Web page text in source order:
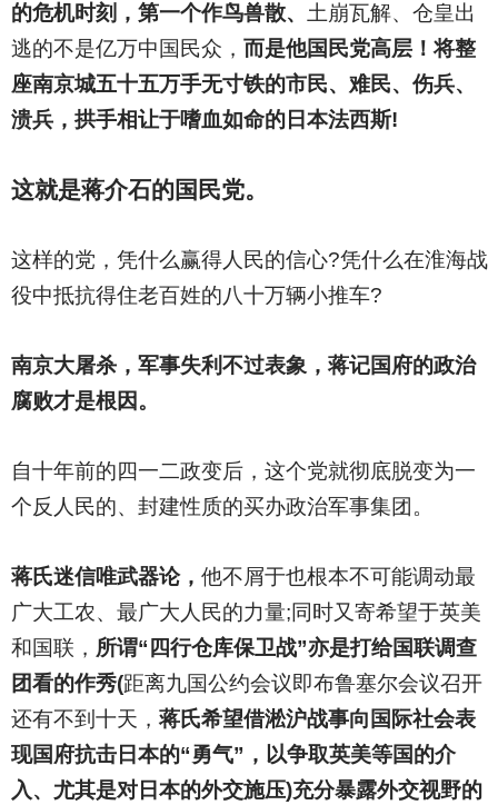
的危机时刻，第一个作鸟兽散、
土崩瓦解、仓皇出
逃的不是亿万中国民众， 而是他国民党高层！将整
座南京城五十五万手无寸铁的市民、难民、伤兵、
溃兵，拱手相让于嗜血如命的日本法西斯!
这就是蒋介石的国民党。
这样的党，凭什么赢得人民的信心?凭什么在淮海战
役中抵抗得住老百姓的八十万辆小推车?
南京大屠杀，军事失利不过表象，蒋记国府的政治
腐败才是根因。
自十年前的四一二政变后，这个党就彻底脱变为一
个反人民的、封建性质的买办政治军事集团。
蒋氏迷信唯武器论， 他不屑于也根本不可能调动最
广大工农、最广大人民的力量;同时又寄希望于英美
和国联， 所谓“四行仓库保卫战”亦是打给国联调查
团看的作秀(距离九国公约会议即布鲁塞尔会议召开
还有不到十天， 蒋氏希望借淞沪战事向国际社会表
现国府抗击日本的“勇气”，以争取英美等国的介
入、尤其是对日本的外交施压)充分暴露外交视野的